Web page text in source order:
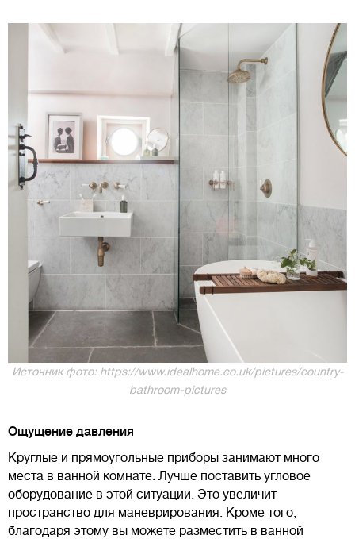
Источник фото: https://www.idealhome.co.uk/pictures/country-
bathroom-pictures
Ощущение давления
Круглые и прямоугольные приборы занимают много
места в ванной комнате. Лучше поставить угловое
оборудование в этой ситуации. Это увеличит
пространство для маневрирования. Кроме того,
благодаря этому вы можете разместить в ванной